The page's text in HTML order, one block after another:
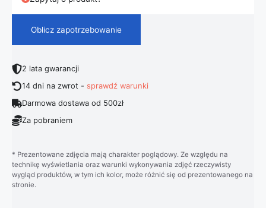
Oblicz zapotrzebowanie
2 lata gwarancji
14 dni na zwrot -sprawdź warunki
Darmowa dostawa od 500zł
Za pobraniem
* Prezentowane zdjęcia mają charakter poglądowy. Ze względu na
technikę wyświetlania oraz warunki wykonywania zdjęć rzeczywisty
wygląd produktów, w tym ich kolor, może różnić się od prezentowanego na
stronie.